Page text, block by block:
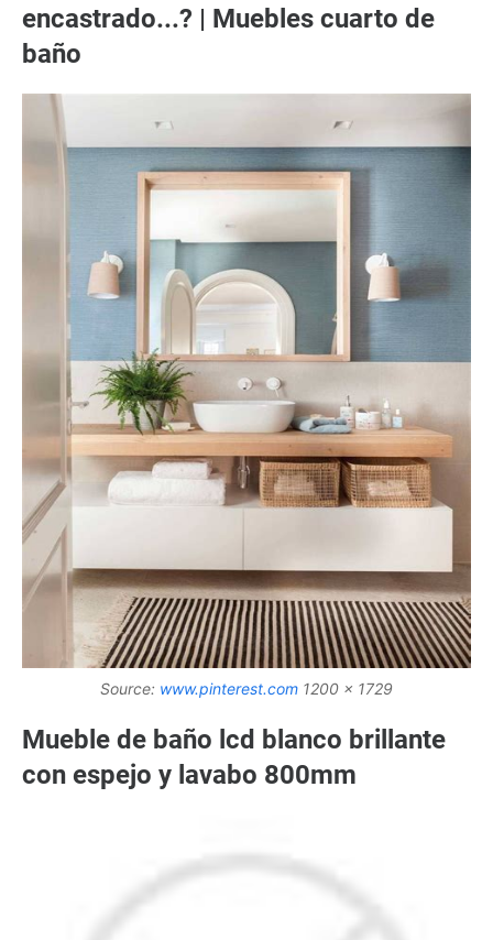
encastrado...? | Muebles cuarto de
baño
Source: www.pinterest.com 1200 x 1729
Mueble de baño lcd blanco brillante
con espejo y lavabo 800mm